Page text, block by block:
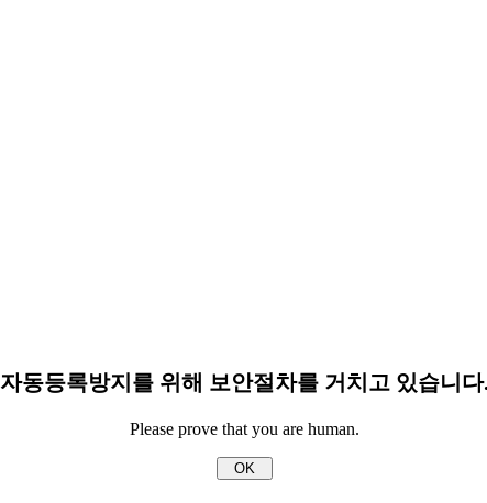
자동등록방지를 위해 보안절차를 거치고 있습니다.
Please prove that you are human.